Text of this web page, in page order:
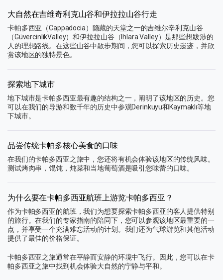
大自然在吉维奇利克山谷和伊拉拉山谷行走
卡帕多西亚（Cappadocia）隐藏的天堂之一的吉维尔辛利克山谷
（GüvercinlikValley）和伊拉拉山谷（Ihlara Valley）是那些想跋涉的
人的理想路线。在这些山谷中散步期间，您可以探索历史遗迹，并欣
赏该地区的独特景色。
探索地下城市
地下城市是卡帕多西亚最有趣的结构之一，阐明了该地区的历史。您
可以在我们的导游和数千年的历史中参观Derinkuyu和Kaymaklı等地
下城市。
品尝传统卡帕多核心美食的口味
在我们的卡帕多西亚之旅中，您还将有机会体验该地区的传统风味。
测试烤肉串，馄饨，炖菜和当地葡萄酒是吸引您味蕾的口味。
为什么要在卡帕多西亚航班上游览卡帕多西亚？
作为卡帕多西亚的航班，我们为想要探索卡帕多西亚的客人提供特别
的旅行。在我们的专家指南的陪同下，您可以参观该地区最重要的一
点，并享受一个充满难忘活动的计划。我们还为气球游览和其他活动
提供了最佳的价格保证。
卡帕多西亚之旅通常在平静而安静的环境中飞行。因此，您可以在卡
帕多西亚之旅中找到机会体验大自然的宁静与平和。